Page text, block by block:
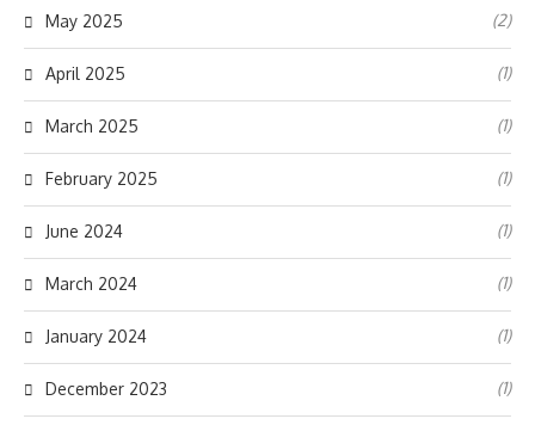
May 2025 (2)
April 2025 (1)
March 2025 (1)
February 2025 (1)
June 2024 (1)
March 2024 (1)
January 2024 (1)
December 2023 (1)